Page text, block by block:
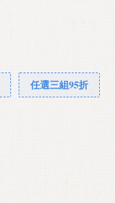
任選三組95折